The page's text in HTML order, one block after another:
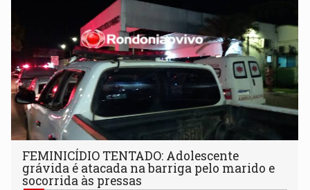
FEMINICÍDIO TENTADO: Adolescente
grávida é atacada na barriga pelo marido e
socorrida às pressas